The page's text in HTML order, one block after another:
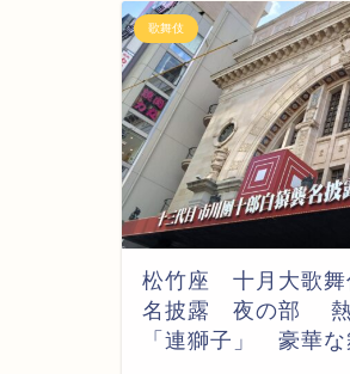
歌舞伎
松竹座 十月大歌
名披露 夜の部 熱
「連獅子」 豪華な